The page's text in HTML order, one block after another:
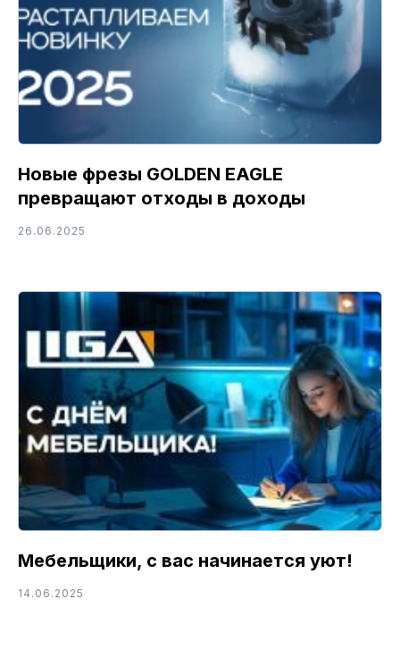
Новые фрезы GOLDEN EAGLE
превращают отходы в доходы
26.06.2025
Мебельщики, с вас начинается уют!
14.06.2025